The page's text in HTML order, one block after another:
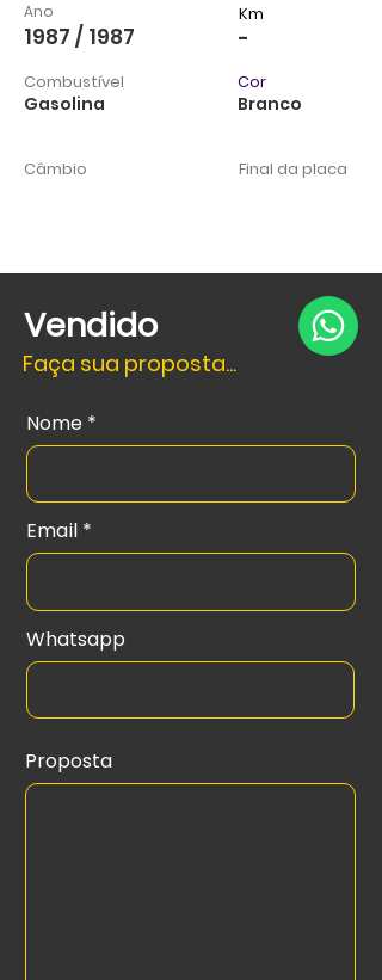
Ano
1987 / 1987
Combustível
Gasolina
Câmbio
Km
-
Cor
Branco
Final da placa
Vendido
Faça sua proposta...
Nome
Email
Whatsapp
Proposta